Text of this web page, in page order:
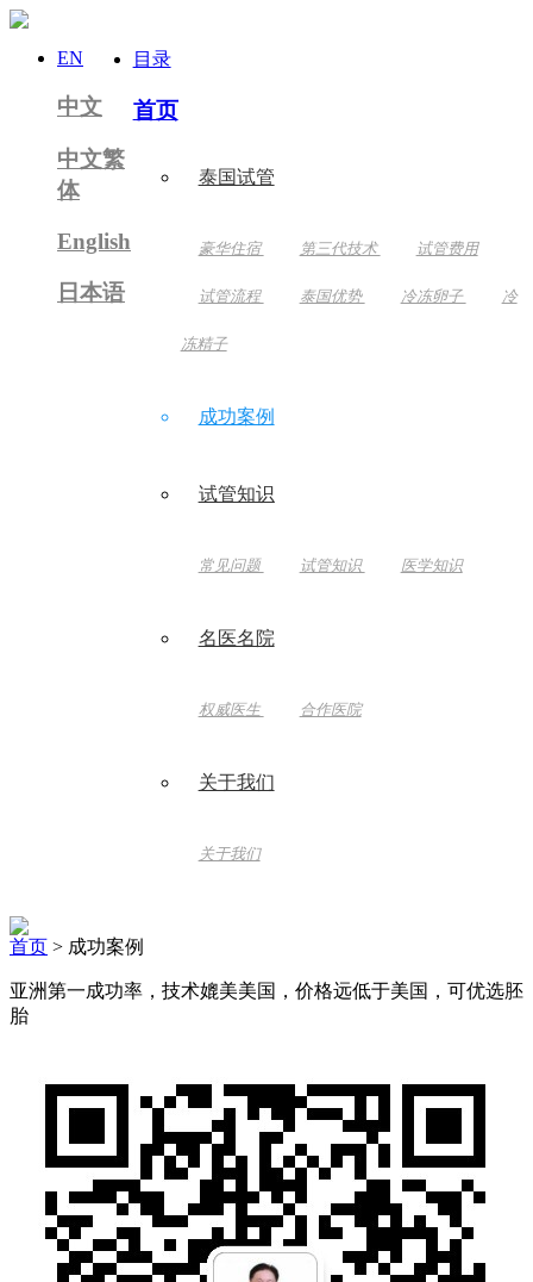
EN
中文
中文繁
体
English
日本语
目录
首页
泰国试管
豪华住宿 第三代技术 试管费用
试管流程 泰国优势 冷冻卵子 冷
冻精子
成功案例
试管知识
常见问题 试管知识 医学知识
名医名院
权威医生 合作医院
关于我们
关于我们
首页 > 成功案例
亚洲第一成功率，技术媲美美国，价格远低于美国，可优选胚
胎